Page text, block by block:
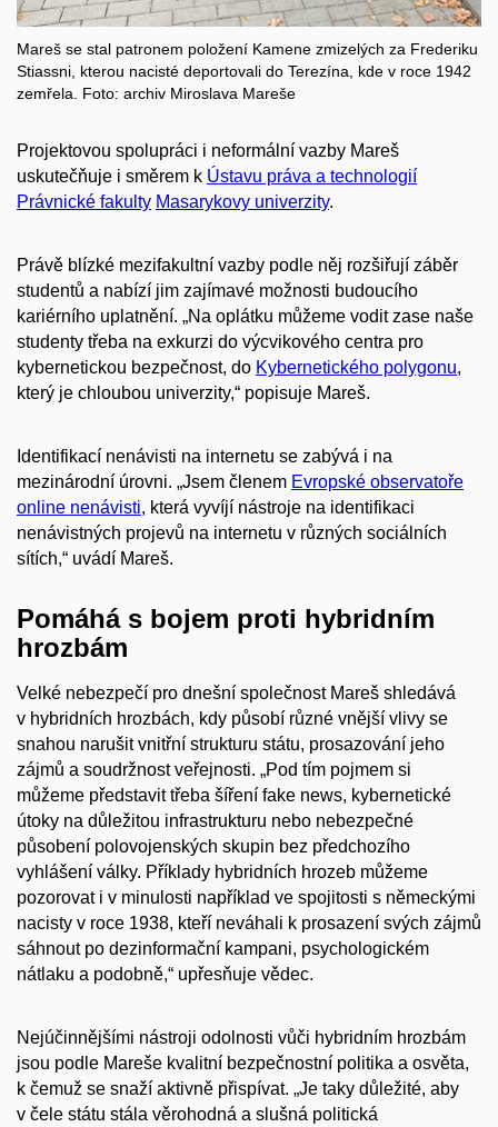
Mareš se stal patronem položení Kamene zmizelých za Frederiku
Stiassni, kterou nacisté deportovali do Terezína, kde v roce 1942
zemřela. Foto: archiv Miroslava Mareše
Projektovou spolupráci i neformální vazby Mareš
uskutečňuje i směrem k Ústavu práva a technologií
Právnické fakulty Masarykovy univerzity.
Právě blízké mezifakultní vazby podle něj rozšiřují záběr
studentů a nabízí jim zajímavé možnosti budoucího
kariérního uplatnění. „Na oplátku můžeme vodit zase naše
studenty třeba na exkurzi do výcvikového centra pro
kybernetickou bezpečnost, do Kybernetického polygonu,
který je chloubou univerzity,“ popisuje Mareš.
Identifikací nenávisti na internetu se zabývá i na
mezinárodní úrovni. „Jsem členem Evropské observatoře
online nenávisti, která vyvíjí nástroje na identifikaci
nenávistných projevů na internetu v různých sociálních
sítích,“ uvádí Mareš.
Pomáhá s bojem proti hybridním
hrozbám
Velké nebezpečí pro dnešní společnost Mareš shledává
v hybridních hrozbách, kdy působí různé vnější vlivy se
snahou narušit vnitřní strukturu státu, prosazování jeho
zájmů a soudržnost veřejnosti. „Pod tím pojmem si
můžeme představit třeba šíření fake news, kybernetické
útoky na důležitou infrastrukturu nebo nebezpečné
působení polovojenských skupin bez předchozího
vyhlášení války. Příklady hybridních hrozeb můžeme
pozorovat i v minulosti například ve spojitosti s německými
nacisty v roce 1938, kteří neváhali k prosazení svých zájmů
sáhnout po dezinformační kampani, psychologickém
nátlaku a podobně,“ upřesňuje vědec.
Nejúčinnějšími nástroji odolnosti vůči hybridním hrozbám
jsou podle Mareše kvalitní bezpečnostní politika a osvěta,
k čemuž se snaží aktivně přispívat. „Je taky důležité, aby
v čele státu stála věrohodná a slušná politická